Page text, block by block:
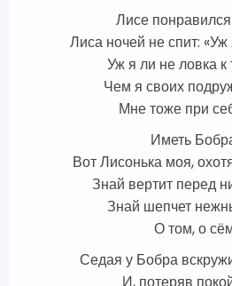
Лисе
Лиса ночей не спит:
Уж я ли не ловка
Чем я своих
Мне тоже при
Иметь
Вот Лисонька моя,
Знай вертит перед
Знай шепчет
О том, о
Седая у Бобра
И, потеряв